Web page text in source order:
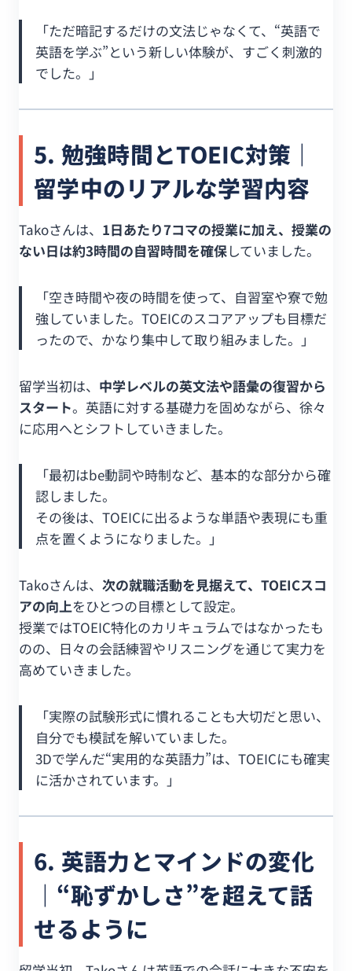
「ただ暗記するだけの文法じゃなくて、“英語で
英語を学ぶ”という新しい体験が、すごく刺激的
でした。」
5. 勉強時間とTOEIC対策｜
留学中のリアルな学習内容
Takoさんは、 1日あたり7コマの授業に加え、授業の
ない日は約3時間の自習時間を確保していました。
「空き時間や夜の時間を使って、自習室や寮で勉
強していました。TOEICのスコアアップも目標だ
ったので、かなり集中して取り組みました。」
留学当初は、 中学レベルの英文法や語彙の復習から
スタート。英語に対する基礎力を固めながら、徐々
に応用へとシフトしていきました。
「最初はbe動詞や時制など、基本的な部分から確
認しました。
その後は、TOEICに出るような単語や表現にも重
点を置くようになりました。」
Takoさんは、 次の就職活動を見据えて、TOEICスコ
アの向上をひとつの目標として設定。
授業ではTOEIC特化のカリキュラムではなかったも
のの、日々の会話練習やリスニングを通じて実力を
高めていきました。
「実際の試験形式に慣れることも大切だと思い、
自分でも模試を解いていました。
3Dで学んだ“実用的な英語力”は、TOEICにも確実
に活かされています。」
6. 英語力とマインドの変化
｜“恥ずかしさ”を超えて話
せるように